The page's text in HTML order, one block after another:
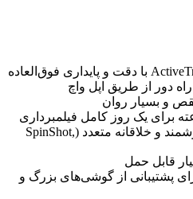
راه دور از طریق اپل واچ
حالت‌های فیلمبرداری هوشمند و خلاقانه متعدد (SpinShot,
قابل حمل
پشتیبانی از گوشی‌های بزرگ و